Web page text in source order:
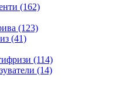
(162)
(123)
(41)
(114)
(14)